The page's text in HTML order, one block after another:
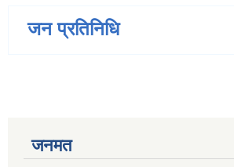
जन प्रतिनिधि
जनमत